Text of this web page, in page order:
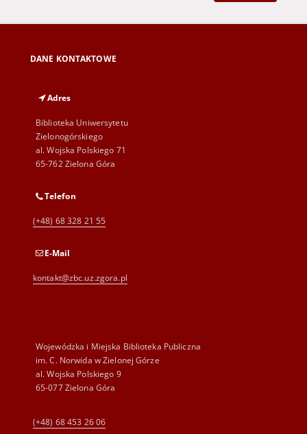
DANE KONTAKTOWE
Adres
Biblioteka Uniwersytetu
Zielonogórskiego
al. Wojska Polskiego 71
65-762 Zielona Góra
Telefon
(+48) 68 328 21 55
E-Mail
kontakt@zbc.uz.zgora.pl
Wojewódzka i Miejska Biblioteka Publiczna
im. C. Norwida w Zielonej Górze
al. Wojska Polskiego 9
65-077 Zielona Góra
(+48) 68 453 26 06